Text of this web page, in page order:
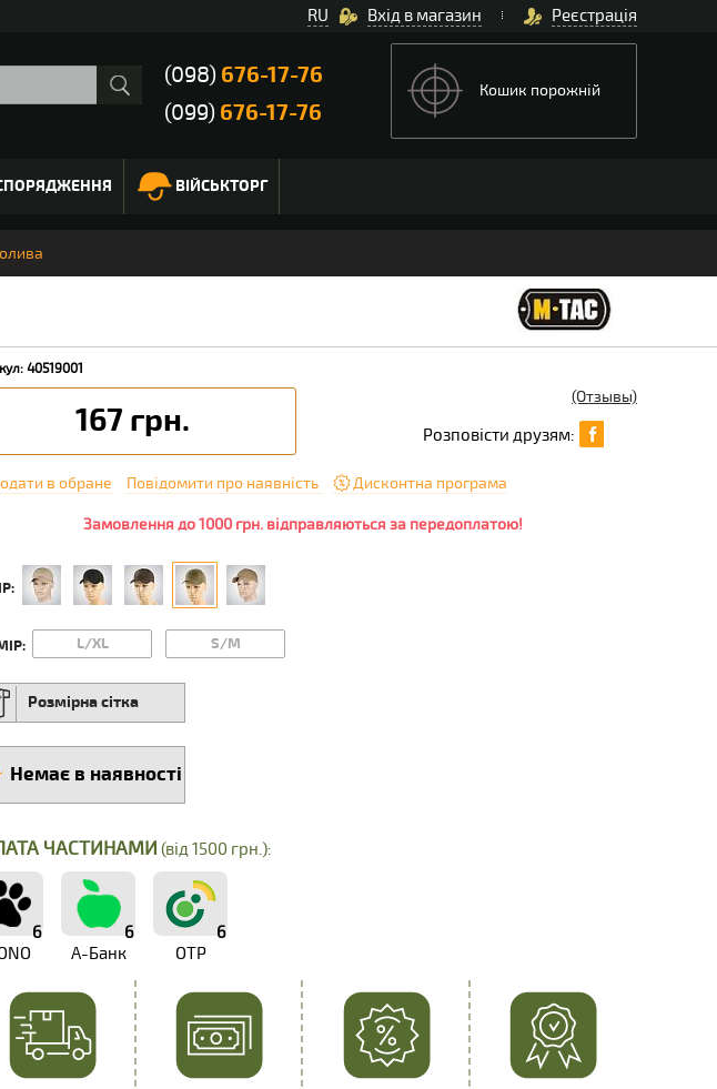
Вхід в магазин Реєстрація
RU
(098) 676-17-76
(099) 676-17-76
Кошик порожній
ВІЙСЬКТОРГ
40519001
167 грн.
(Отзывы)
Розповісти друзям:
в обране Повідомити про наявність Дисконтна програма
Замовлення до 1000 грн. відправляються за передоплатою!
L/XL S/M
Розмірна сітка
Немає в наявності
ЧАСТИНАМИ (від 1500 грн.):
6
6
А-Банк
6
OTP